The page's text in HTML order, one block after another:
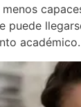
puede
académico.